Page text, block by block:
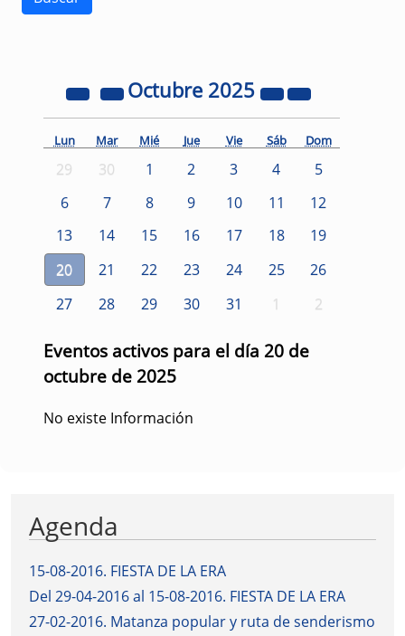
Octubre 2025
Lun Mar Mié Jue Vie Sáb Dom
29 30 1 2 3 4
5
6
7 8 9 10 11
12
13
14 15 16 17 18
19
20
21 22 23 24 25
26
27
28 29 30 31 1 2
Eventos activos para el día 20 de
octubre de 2025
No existe Información
Agenda
15-08-2016. FIESTA DE LA ERA
Del 29-04-2016 al 15-08-2016. FIESTA DE LA ERA
27-02-2016. Matanza popular y ruta de senderismo